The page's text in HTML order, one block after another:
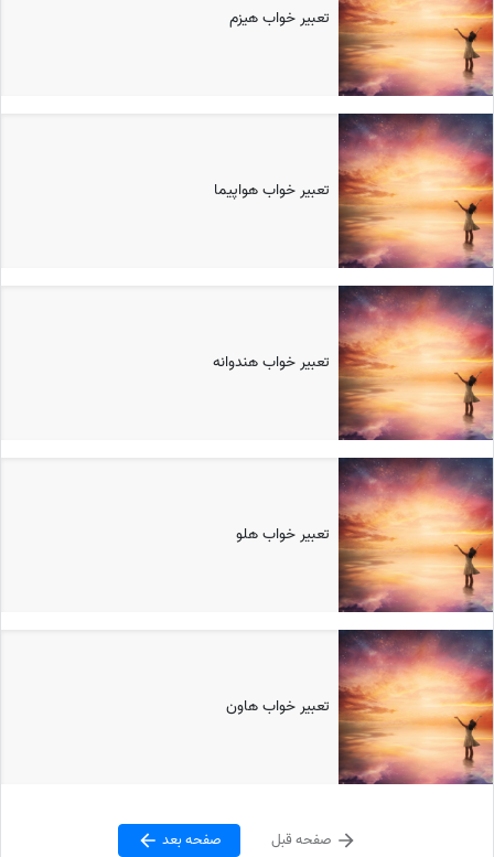
تعبیر خواب هيزم
تعبیر خواب هواپيما
تعبیر خواب هندوانه
تعبیر خواب هلو
تعبیر خواب هاون
صفحه قبل صفحه بعد